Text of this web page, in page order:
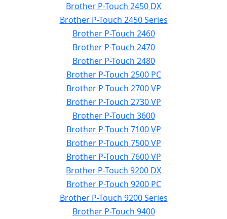
Brother P-Touch 2450 DX
Brother P-Touch 2450 Series
Brother P-Touch 2460
Brother P-Touch 2470
Brother P-Touch 2480
Brother P-Touch 2500 PC
Brother P-Touch 2700 VP
Brother P-Touch 2730 VP
Brother P-Touch 3600
Brother P-Touch 7100 VP
Brother P-Touch 7500 VP
Brother P-Touch 7600 VP
Brother P-Touch 9200 DX
Brother P-Touch 9200 PC
Brother P-Touch 9200 Series
Brother P-Touch 9400